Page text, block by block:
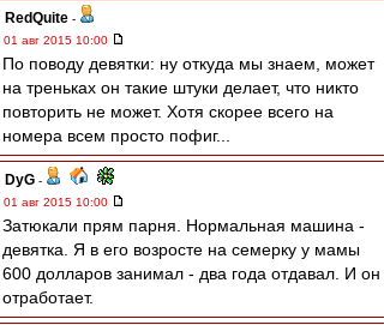
RedQuite -
01 авг 2015 10:00
По поводу девятки: ну откуда мы знаем, может
на треньках он такие штуки делает, что никто
повторить не может. Хотя скорее всего на
номера всем просто пофиг...
DyG -
01 авг 2015 10:00
Затюкали прям парня. Нормальная машина -
девятка. Я в его возросте на семерку у мамы
600 долларов занимал - два года отдавал. И он
отработает.